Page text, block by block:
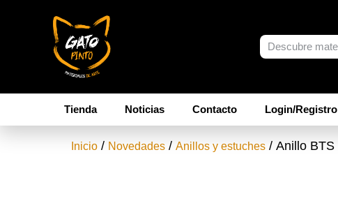
Tienda Noticias Contacto Login/Registro
Inicio / Novedades / Anillos y estuches / Anillo BTS